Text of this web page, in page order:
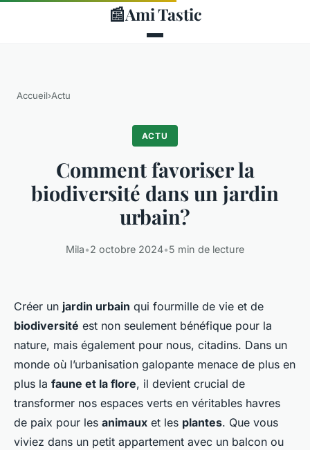
📰Ami Tastic
Accueil›Actu
ACTU
Comment favoriser la
biodiversité dans un jardin
urbain?
Mila•2 octobre 2024•5 min de lecture
Créer un jardin urbain qui fourmille de vie et de
biodiversité est non seulement bénéfique pour la
nature, mais également pour nous, citadins. Dans un
monde où l’urbanisation galopante menace de plus en
plus la faune et la flore, il devient crucial de
transformer nos espaces verts en véritables havres
de paix pour les animaux et les plantes. Que vous
viviez dans un petit appartement avec un balcon ou